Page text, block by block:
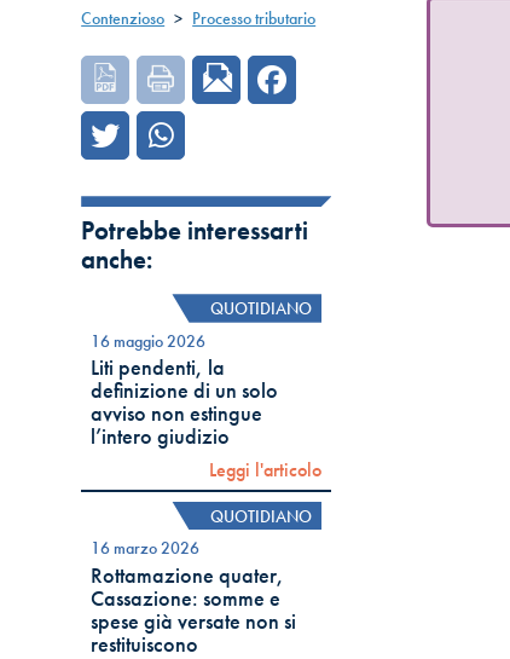
Contenzioso > Processo tributario
Potrebbe interessarti
anche:
QUOTIDIANO
16 maggio 2026
Liti pendenti, la
definizione di un solo
avviso non estingue
l’intero giudizio
Leggi l'articolo
QUOTIDIANO
16 marzo 2026
Rottamazione quater,
Cassazione: somme e
spese già versate non si
restituiscono